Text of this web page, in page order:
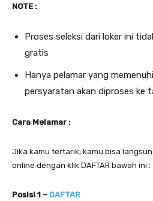
NOTE :
Proses seleksi dari loker ini
gratis
Hanya pelamar yang
persyaratan akan diproses ke
Cara Melamar :
Jika kamu tertarik, kamu bisa
online dengan klik DAFTAR bawah ini :
Posisi 1 – DAFTAR